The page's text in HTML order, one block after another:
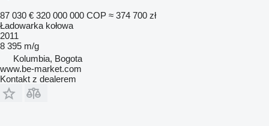
87 030 € 320 000 000 COP ≈ 374 700 zł
Ładowarka kołowa
2011
8 395 m/g
Kolumbia, Bogota
www.be-market.com
Kontakt z dealerem